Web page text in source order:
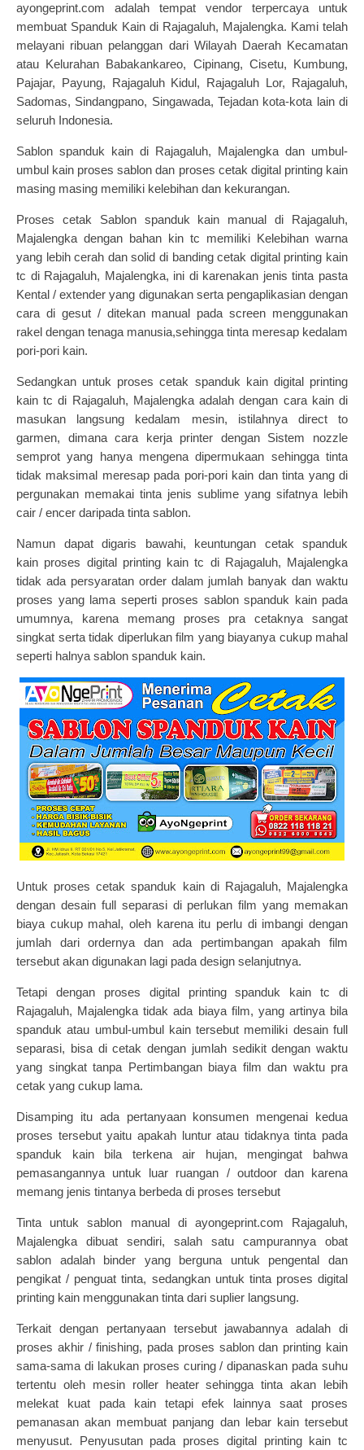
ayongeprint.com adalah tempat vendor terpercaya untuk
membuat Spanduk Kain di Rajagaluh, Majalengka. Kami telah
melayani ribuan pelanggan dari Wilayah Daerah Kecamatan
atau Kelurahan Babakankareo, Cipinang, Cisetu, Kumbung,
Pajajar, Payung, Rajagaluh Kidul, Rajagaluh Lor, Rajagaluh,
Sadomas, Sindangpano, Singawada, Tejadan kota-kota lain di
seluruh Indonesia.
Sablon spanduk kain di Rajagaluh, Majalengka dan umbul-
umbul kain proses sablon dan proses cetak digital printing kain
masing masing memiliki kelebihan dan kekurangan.
Proses cetak Sablon spanduk kain manual di Rajagaluh,
Majalengka dengan bahan kin tc memiliki Kelebihan warna
yang lebih cerah dan solid di banding cetak digital printing kain
tc di Rajagaluh, Majalengka, ini di karenakan jenis tinta pasta
Kental / extender yang digunakan serta pengaplikasian dengan
cara di gesut / ditekan manual pada screen menggunakan
rakel dengan tenaga manusia,sehingga tinta meresap kedalam
pori-pori kain.
Sedangkan untuk proses cetak spanduk kain digital printing
kain tc di Rajagaluh, Majalengka adalah dengan cara kain di
masukan langsung kedalam mesin, istilahnya direct to
garmen, dimana cara kerja printer dengan Sistem nozzle
semprot yang hanya mengena dipermukaan sehingga tinta
tidak maksimal meresap pada pori-pori kain dan tinta yang di
pergunakan memakai tinta jenis sublime yang sifatnya lebih
cair / encer daripada tinta sablon.
Namun dapat digaris bawahi, keuntungan cetak spanduk
kain proses digital printing kain tc di Rajagaluh, Majalengka
tidak ada persyaratan order dalam jumlah banyak dan waktu
proses yang lama seperti proses sablon spanduk kain pada
umumnya, karena memang proses pra cetaknya sangat
singkat serta tidak diperlukan film yang biayanya cukup mahal
seperti halnya sablon spanduk kain.
Untuk prosescetak spanduk kaindi Rajagaluh, Majalengka
dengan desain full separasi di perlukan film yang memakan
biaya cukup mahal, oleh karena itu perlu di imbangi dengan
jumlah dari ordernya dan ada pertimbangan apakah film
tersebut akan digunakan lagi pada design selanjutnya.
Tetapi dengan proses digital printing spanduk kain tc di
Rajagaluh, Majalengka tidak ada biaya film, yang artinya bila
spanduk atau umbul-umbul kaintersebut memiliki desain full
separasi, bisa di cetak dengan jumlah sedikit dengan waktu
yang singkat tanpa Pertimbangan biaya film dan waktu pra
cetak yang cukup lama.
Disamping itu ada pertanyaan konsumen mengenai kedua
proses tersebut yaitu apakah luntur atau tidaknya tinta pada
spanduk kain bila terkena air hujan, mengingat bahwa
pemasangannya untuk luar ruangan / outdoor dan karena
memang jenis tintanya berbeda di proses tersebut
Tinta untuk sablon manual di ayongeprint.com Rajagaluh,
Majalengka dibuat sendiri, salah satu campurannya obat
sablon adalah binder yang berguna untuk pengental dan
pengikat / penguat tinta, sedangkan untuk tinta proses digital
printing kain menggunakan tinta dari suplier langsung.
Terkait dengan pertanyaan tersebut jawabannya adalah di
proses akhir / finishing, pada proses sablon dan printing kain
sama-sama di lakukan proses curing / dipanaskan pada suhu
tertentu oleh mesin roller heater sehingga tinta akan lebih
melekat kuat pada kain tetapi efek lainnya saat proses
pemanasan akan membuat panjang dan lebar kain tersebut
menyusut. Penyusutan pada proses digital printing kain tc